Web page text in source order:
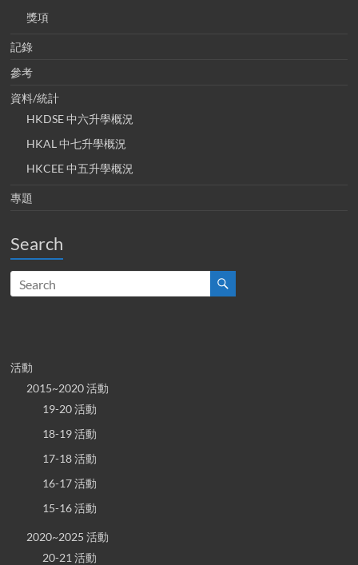
獎項
記錄
參考
資料/統計
HKDSE 中六升學概況
HKAL 中七升學概況
HKCEE 中五升學概況
專題
Search
活動
2015~2020 活動
19-20 活動
18-19 活動
17-18 活動
16-17 活動
15-16 活動
2020~2025 活動
20-21 活動